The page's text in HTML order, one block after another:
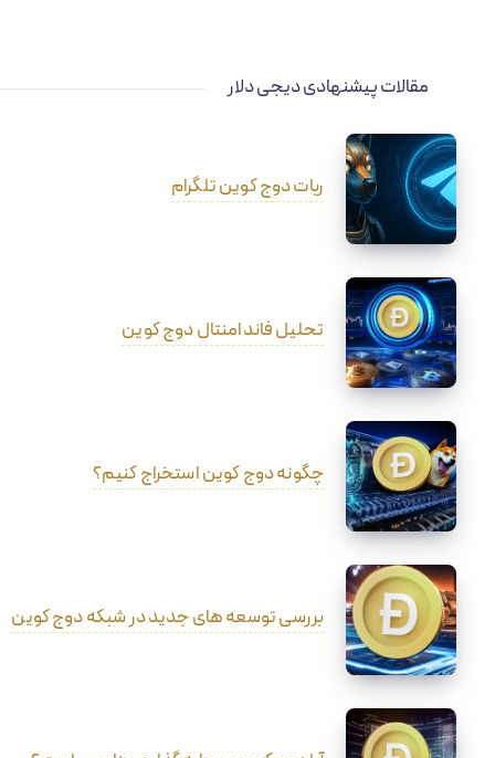
مقالات پیشنهادی دیجی دلار
ربات دوج کوین تلگرام
تحلیل فاندامنتال دوج کوین
چگونه دوج کوین استخراج کنیم؟
بررسی توسعه های جدید در شبکه دوج کوین